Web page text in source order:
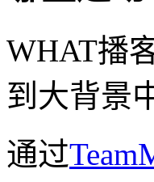
WHAT播
到大背景
通过